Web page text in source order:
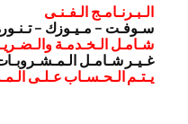
الـبـرنـامـج الـفـنـى
سـوفـت – مـيـوزك –
شـامـل الـخـدمـة
غـيـر شـامـل
يـتـم الـحـسـاب عـلـى